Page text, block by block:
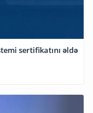
sertifikatını əldə